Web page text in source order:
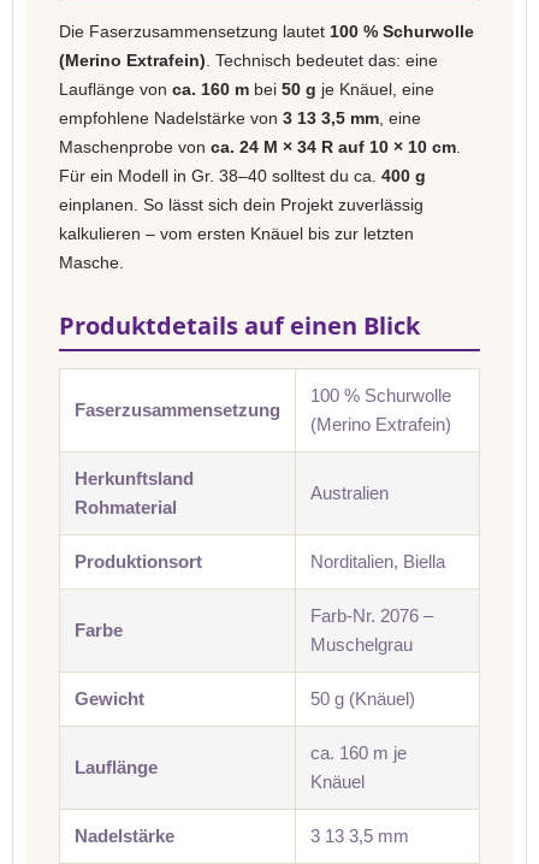
Die Faserzusammensetzung lautet 100 % Schurwolle
(Merino Extrafein) . Technisch bedeutet das: eine
Lauflänge von ca. 160 m bei 50 g je Knäuel, eine
empfohlene Nadelstärke von 3 13 3,5 mm , eine
Maschenprobe von ca. 24 M × 34 R auf 10 × 10 cm
Für ein Modell in Gr. 38–40 solltest du ca. 400 g
einplanen. So lässt sich dein Projekt zuverlässig
kalkulieren – vom ersten Knäuel bis zur letzten
Masche.
Produktdetails auf einen Blick
Faserzusammensetzung
100 % Schurwolle
(Merino Extrafein)
Herkunftsland
Rohmaterial
Australien
Produktionsort Norditalien, Biella
Farbe
Farb-Nr. 2076 –
Muschelgrau
Gewicht 50 g (Knäuel)
Lauflänge
ca. 160 m je
Knäuel
Nadelstärke 3 13 3,5 mm